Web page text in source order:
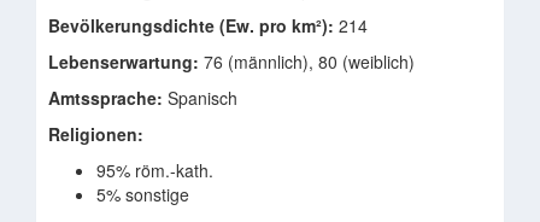
Bevölkerungsdichte (Ew. pro km²): 214
Lebenserwartung: 76 (männlich), 80 (weiblich)
Amtssprache: Spanisch
Religionen:
95% röm.-kath.
5% sonstige